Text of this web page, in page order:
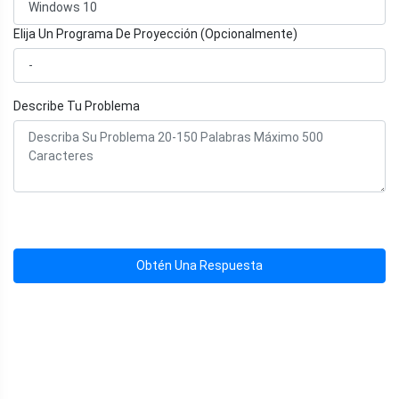
Elija Un Programa De Proyección (Opcionalmente)
Describe Tu Problema
Obtén Una Respuesta